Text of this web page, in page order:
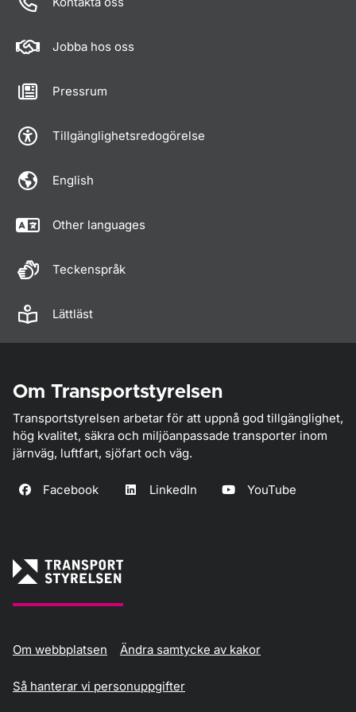
Jobba hos oss
Pressrum
Tillgänglighetsredogörelse
English
Other languages
Teckenspråk
Lättläst
Om Transportstyrelsen
Transportstyrelsen arbetar för att uppnå god tillgänglighet,
hög kvalitet, säkra och miljöanpassade transporter inom
järnväg, luftfart, sjöfart och väg.
Facebook LinkedIn YouTube
Om webbplatsen Ändra samtycke av kakor
Så hanterar vi personuppgifter